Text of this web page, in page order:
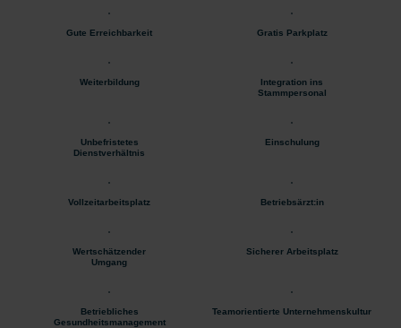
Gute Erreichbarkeit Gratis Parkplatz
Weiterbildung
Integration ins
Stammpersonal
Unbefristetes
Dienstverhältnis
Einschulung
Vollzeitarbeitsplatz Betriebsärzt:in
Wertschätzender
Umgang
Sicherer Arbeitsplatz
Betriebliches
Gesundheitsmanagement
Teamorientierte Unternehmenskultur